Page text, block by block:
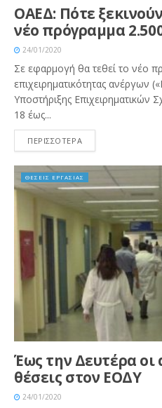
ΟΑΕΔ: Πότε
νέο πρόγραμμα
24/01/2020
Σε εφαρμογή θα τεθεί το νέο
επιχειρηματικότητας ανέργων
Υποστήριξης Επιχειρηματικών
18 έως...
ΠΕΡΙΣΣΟΤΕΡΑ
ΘΕΣΕΙΣ ΕΡΓΑΣΙΑΣ
Έως την Δευτέρα οι
θέσεις στον ΕΟΔΥ
24/01/2020